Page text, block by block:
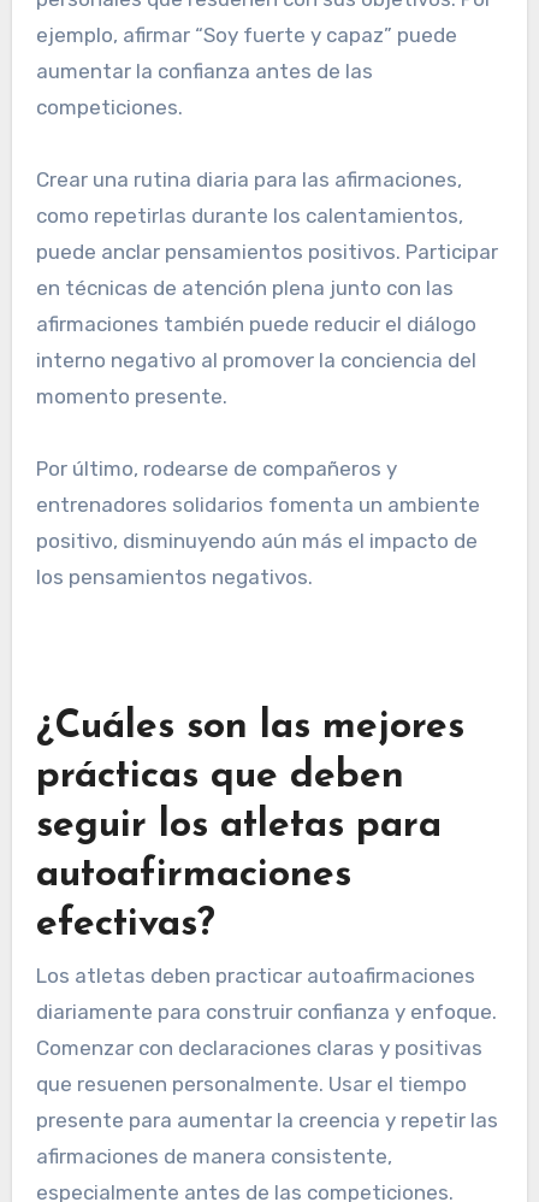
ejemplo, afirmar “Soy fuerte y capaz” puede
aumentar la confianza antes de las
competiciones.
Crear una rutina diaria para las afirmaciones,
como repetirlas durante los calentamientos,
puede anclar pensamientos positivos. Participar
en técnicas de atención plena junto con las
afirmaciones también puede reducir el diálogo
interno negativo al promover la conciencia del
momento presente.
Por último, rodearse de compañeros y
entrenadores solidarios fomenta un ambiente
positivo, disminuyendo aún más el impacto de
los pensamientos negativos.
¿Cuáles son las mejores
prácticas que deben
seguir los atletas para
autoafirmaciones
efectivas?
Los atletas deben practicar autoafirmaciones